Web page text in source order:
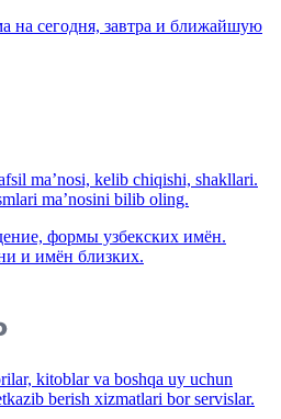
на сегодня, завтра и ближайшую
ma’nosi, kelib chiqishi, shakllari.
ma’nosini bilib oling.
формы узбекских имён.
и имён близких.
kitoblar va boshqa uy uchun
berish xizmatlari bor servislar.